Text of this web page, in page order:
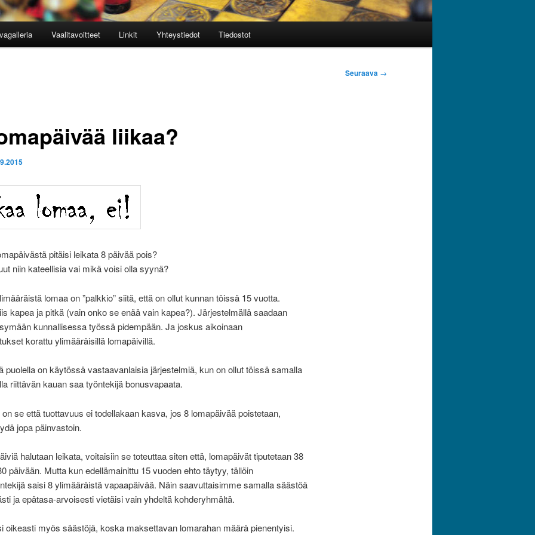
Vaalitavoitteet Linkit Yhteystiedot Tiedostot
Seuraava →
liikaa?
pitäisi leikata 8 päivää pois?
niin kateellisia vai mikä voisi olla syynä?
lomaa on ”palkkio” siitä, että on ollut kunnan töissä 15 vuotta.
kapea ja pitkä (vain onko se enää vain kapea?). Järjestelmällä saadaan
kunnallisessa työssä pidempään. Ja joskus aikoinaan
korattu ylimääräisillä lomapäivillä.
puolella on käytössä vastaavanlaisia järjestelmiä, kun on ollut töissä samalla
riittävän kauan saa työntekijä bonusvapaata.
se että tuottavuus ei todellakaan kasva, jos 8 lomapäivää poistetaan,
jopa päinvastoin.
halutaan leikata, voitaisiin se toteuttaa siten että, lomapäivät tiputetaan 38
päivään. Mutta kun edellämainittu 15 vuoden ehto täytyy, tällöin
saisi 8 ylimääräistä vapaapäivää. Näin saavuttaisimme samalla säästöä
ja epätasa-arvoisesti vietäisi vain yhdeltä kohderyhmältä.
oikeasti myös säästöjä, koska maksettavan lomarahan määrä pienentyisi.